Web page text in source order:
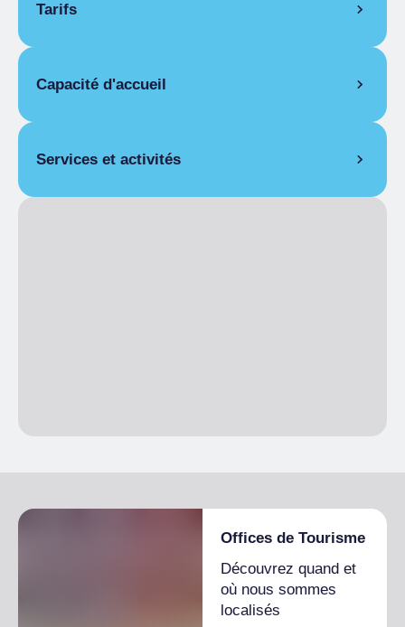
Tarifs
Capacité d'accueil
Lits
Services et activités
Offices de Tourisme
Découvrez quand et
où nous sommes
localisés